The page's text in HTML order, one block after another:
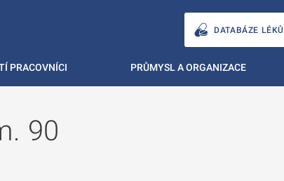
DATABÁZE LÉKŮ
PRACOVNÍCI PRŮMYSL A ORGANIZACE
90